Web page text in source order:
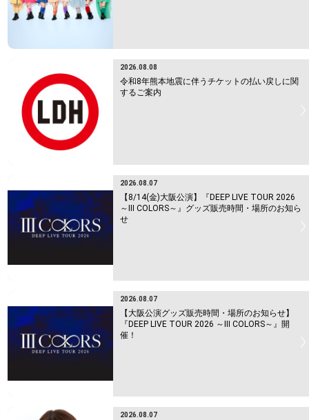
2026.08.08
令和8年熊本地震に伴うチケットの払い戻しに関
するご案内
2026.08.07
【8/14(金)大阪公演】『DEEP LIVE TOUR 2026
～Ⅲ COLORS～』グッズ販売時間・場所のお知ら
せ
2026.08.07
【大阪公演グッズ販売時間・場所のお知らせ】
『DEEP LIVE TOUR 2026 ～Ⅲ COLORS～』開
催！
2026.08.07